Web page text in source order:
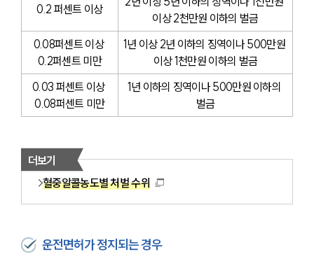
0.2 퍼센트 이상
이상 2천만원 이하의 벌금
0.08퍼센트 이상
0.2퍼센트 미만
1년 이상 2년 이하의 징역이나 500만원
이상 1천만원 이하의 벌금
0.03 퍼센트 이상
0.08퍼센트 미만
1년 이하의 징역이나 500만원 이하의
벌금
더보기
혈중알콜농도별 처벌 수위
운전면허가 정지되는 경우